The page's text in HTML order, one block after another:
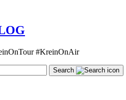
#KreinOnAir
Search